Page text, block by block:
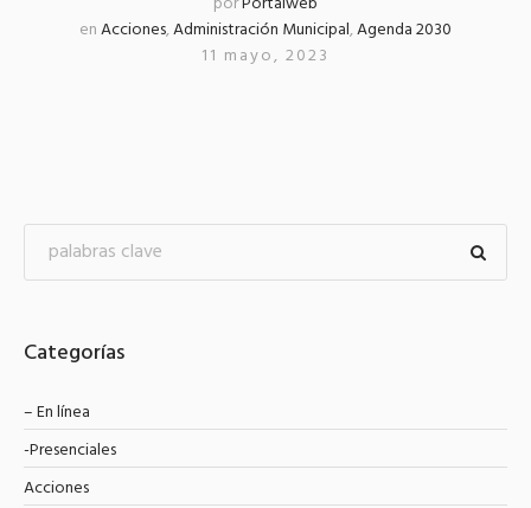
enAcciones,Administración Municipal,Agenda 2030
11 mayo, 2023
Categorías
– En línea
-Presenciales
Acciones